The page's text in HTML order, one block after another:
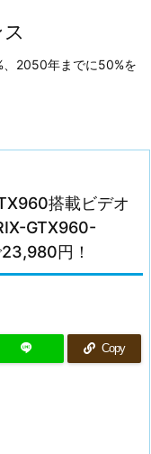
2050年までに50%を
搭載ビデオ
GTX960-
円！
Copy